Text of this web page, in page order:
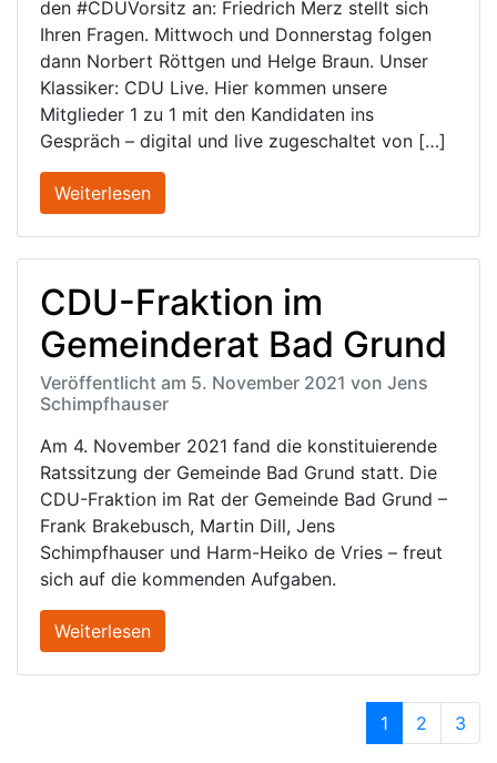
den #CDUVorsitz an: Friedrich Merz stellt sich
Ihren Fragen. Mittwoch und Donnerstag folgen
dann Norbert Röttgen und Helge Braun. Unser
Klassiker: CDU Live. Hier kommen unsere
Mitglieder 1 zu 1 mit den Kandidaten ins
Gespräch – digital und live zugeschaltet von […]
Weiterlesen
CDU-Fraktion im
Gemeinderat Bad Grund
Veröffentlicht am 5. November 2021 von Jens
Schimpfhauser
Am 4. November 2021 fand die konstituierende
Ratssitzung der Gemeinde Bad Grund statt. Die
CDU-Fraktion im Rat der Gemeinde Bad Grund –
Frank Brakebusch, Martin Dill, Jens
Schimpfhauser und Harm-Heiko de Vries – freut
sich auf die kommenden Aufgaben.
Weiterlesen
Aktuelle Seite
1 Seite
2 Seite
3